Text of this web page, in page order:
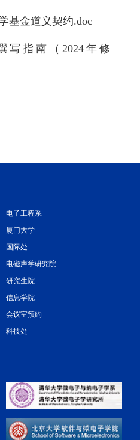
基金道义契约.doc
写指南（2024年修
电子工程系
厦门大学
国际处
电磁声学研究院
研究生院
信息学院
会议室预约
科技处